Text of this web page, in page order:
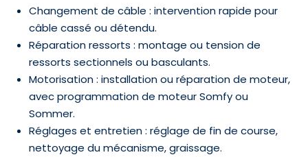
Changement de câble : intervention rapide pour
câble cassé ou détendu.
Réparation ressorts : montage ou tension de
ressorts sectionnels ou basculants.
Motorisation : installation ou réparation de moteur,
avec programmation de moteur Somfy ou
Sommer.
Réglages et entretien : réglage de fin de course,
nettoyage du mécanisme, graissage.